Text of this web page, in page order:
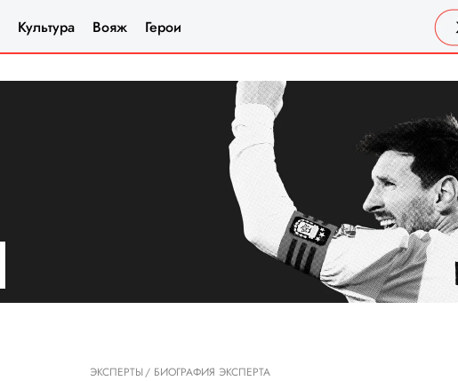
Культура Вояж Герои
ЭКСПЕРТЫ БИОГРАФИЯ ЭКСПЕРТА